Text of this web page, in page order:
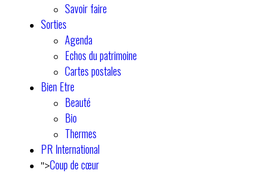
Savoir faire
Sorties
Agenda
Echos du patrimoine
Cartes postales
Bien Etre
Beauté
Bio
Thermes
PR International
">Coup de cœur